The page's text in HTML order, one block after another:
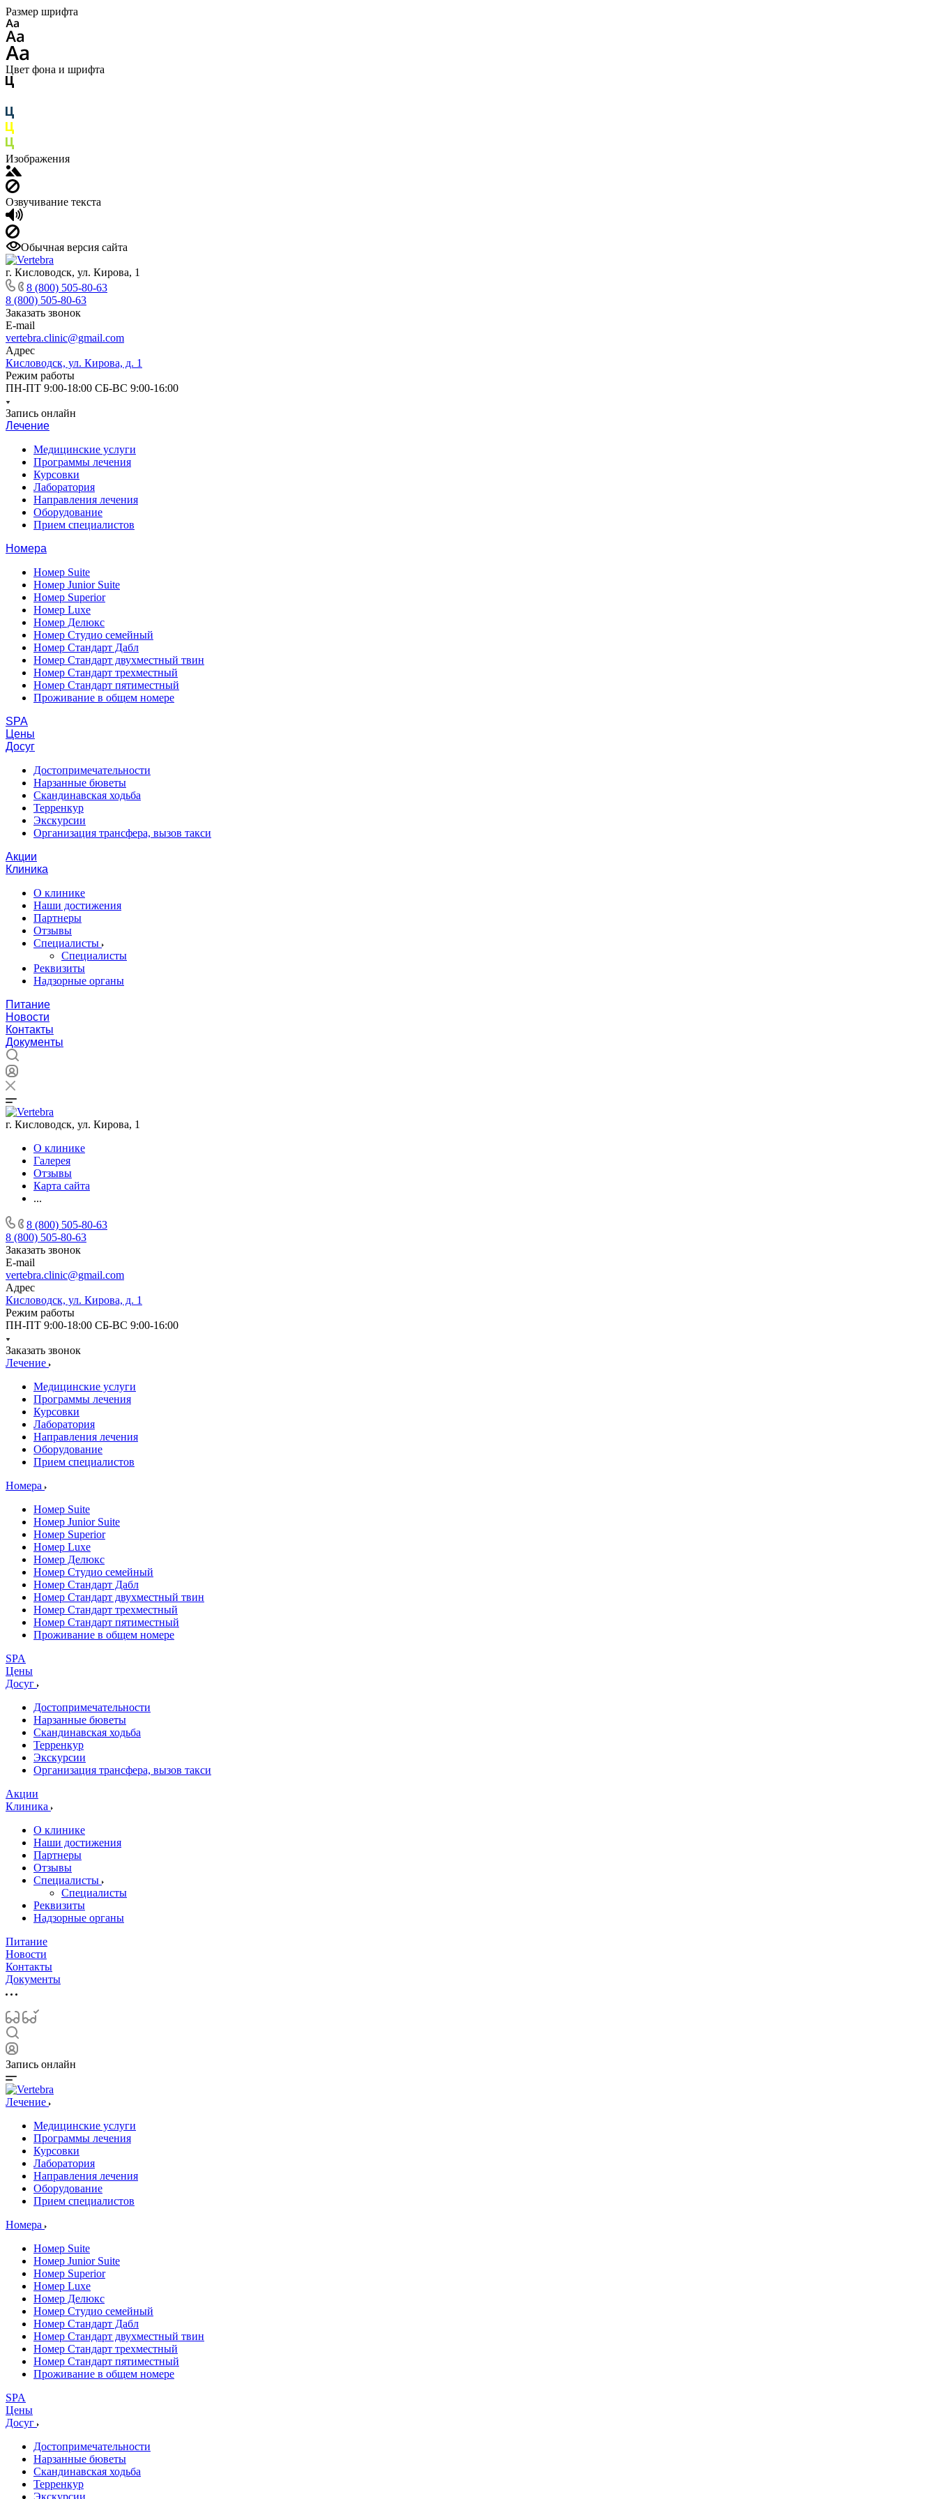
Размер шрифта
Цвет фона и шрифта
Изображения
Озвучивание текста
Обычная версия сайта
г. Кисловодск, ул. Кирова, 1
8 (800) 505-80-63
8 (800) 505-80-63
Заказать звонок
E-mail
vertebra.clinic@gmail.com
Адрес
Кисловодск, ул. Кирова, д. 1
Режим работы
ПН-ПТ 9:00-18:00 СБ-ВС 9:00-16:00
Запись онлайн
Лечение
Медицинские услуги
Программы лечения
Курсовки
Лаборатория
Направления лечения
Оборудование
Прием специалистов
Номера
Номер Suite
Номер Junior Suite
Номер Superior
Номер Luxe
Номер Делюкс
Номер Студио семейный
Номер Стандарт Дабл
Номер Стандарт двухместный твин
Номер Стандарт трехместный
Номер Стандарт пятиместный
Проживание в общем номере
SPA
Цены
Досуг
Достопримечательности
Нарзанные бюветы
Скандинавская ходьба
Терренкур
Экскурсии
Организация трансфера, вызов такси
Акции
Клиника
О клинике
Наши достижения
Партнеры
Отзывы
Специалисты
Специалисты
Реквизиты
Надзорные органы
Питание
Новости
Контакты
Документы
г. Кисловодск, ул. Кирова, 1
О клинике
Галерея
Отзывы
Карта сайта
...
8 (800) 505-80-63
8 (800) 505-80-63
Заказать звонок
E-mail
vertebra.clinic@gmail.com
Адрес
Кисловодск, ул. Кирова, д. 1
Режим работы
ПН-ПТ 9:00-18:00 СБ-ВС 9:00-16:00
Заказать звонок
Лечение
Медицинские услуги
Программы лечения
Курсовки
Лаборатория
Направления лечения
Оборудование
Прием специалистов
Номера
Номер Suite
Номер Junior Suite
Номер Superior
Номер Luxe
Номер Делюкс
Номер Студио семейный
Номер Стандарт Дабл
Номер Стандарт двухместный твин
Номер Стандарт трехместный
Номер Стандарт пятиместный
Проживание в общем номере
SPA
Цены
Досуг
Достопримечательности
Нарзанные бюветы
Скандинавская ходьба
Терренкур
Экскурсии
Организация трансфера, вызов такси
Акции
Клиника
О клинике
Наши достижения
Партнеры
Отзывы
Специалисты
Специалисты
Реквизиты
Надзорные органы
Питание
Новости
Контакты
Документы
Запись онлайн
Лечение
Медицинские услуги
Программы лечения
Курсовки
Лаборатория
Направления лечения
Оборудование
Прием специалистов
Номера
Номер Suite
Номер Junior Suite
Номер Superior
Номер Luxe
Номер Делюкс
Номер Студио семейный
Номер Стандарт Дабл
Номер Стандарт двухместный твин
Номер Стандарт трехместный
Номер Стандарт пятиместный
Проживание в общем номере
SPA
Цены
Досуг
Достопримечательности
Нарзанные бюветы
Скандинавская ходьба
Терренкур
Экскурсии